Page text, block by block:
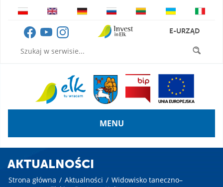
E-URZĄD
MENU
AKTUALNOŚCI
Strona główna / Aktualności / Widowisko taneczno–